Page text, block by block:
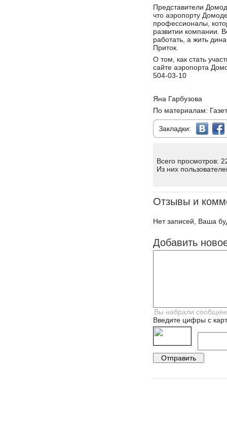
Представители
что аэропорту
профессионалы,
развитии компании.
работать, а жить
Приток.
О том, как стать
сайте аэропорта
504-03-10
Яна Гарбузова
По материалам:
Закладки:
Всего просмотров:
Из них
Отзывы и
Нет записей, Ваша
Добавить
Введите цифры с